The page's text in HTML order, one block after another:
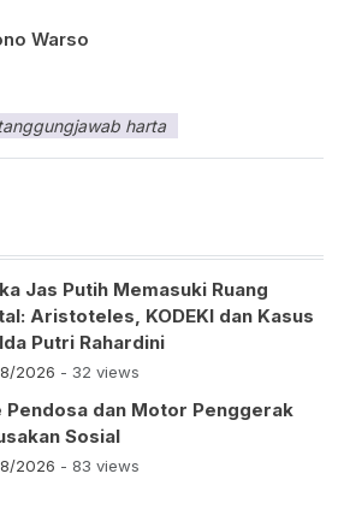
Warso
harta
Jas Putih Memasuki Ruang
Aristoteles, KODEKI dan Kasus
Putri Rahardini
2026 - 32 views
Pendosa dan Motor Penggerak
Sosial
2026 - 83 views